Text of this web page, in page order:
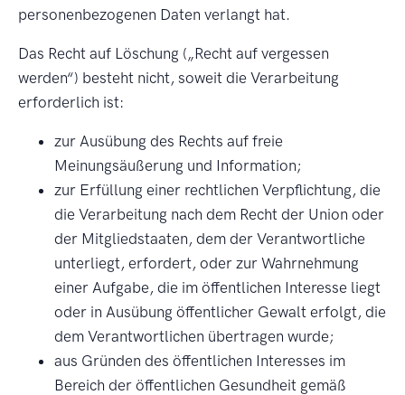
personenbezogenen Daten verlangt hat.
Das Recht auf Löschung ( Recht auf vergessen
werden ) besteht nicht, soweit die Verarbeitung
erforderlich ist:
zur Ausübung des Rechts auf freie
Meinungsäußerung und Information;
zur Erfüllung einer rechtlichen Verpflichtung, die
die Verarbeitung nach dem Recht der Union oder
der Mitgliedstaaten, dem der Verantwortliche
unterliegt, erfordert, oder zur Wahrnehmung
einer Aufgabe, die im öffentlichen Interesse liegt
oder in Ausübung öffentlicher Gewalt erfolgt, die
dem Verantwortlichen übertragen wurde;
aus Gründen des öffentlichen Interesses im
Bereich der öffentlichen Gesundheit gemäß